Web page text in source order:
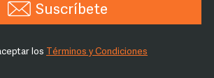
Suscríbete
los Términos y Condiciones